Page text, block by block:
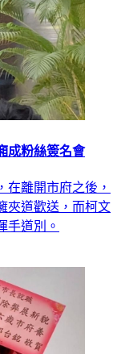
成粉絲簽名會
在離開市府之後，
夾道歡送，而柯文
手道別。